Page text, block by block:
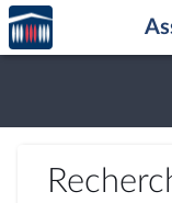
Aller au contenu
Aller en bas de la
Accèder
à la
page